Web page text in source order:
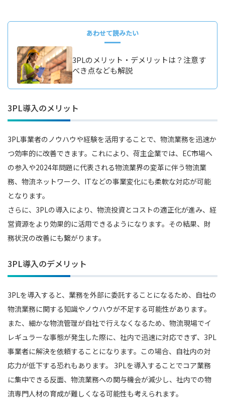
あわせて読みたい
3PLのメリット・デメリットは？注意す
べき点なども解説
3PL導入のメリット
3PL事業者のノウハウや経験を活用することで、物流業務を迅速か
つ効率的に改善できます。これにより、荷主企業では、EC市場へ
の参入や2024年問題に代表される物流業界の変革に伴う物流業
務、物流ネットワーク、ITなどの事業変化にも柔軟な対応が可能
となります。
さらに、3PLの導入により、物流投資とコストの適正化が進み、経
営資源をより効果的に活用できるようになります。その結果、財
務状況の改善にも繋がります。
3PL導入のデメリット
3PLを導入すると、業務を外部に委託することになるため、自社の
物流業務に関する知識やノウハウが不足する可能性があります。
また、細かな物流管理が自社で行えなくなるため、物流現場でイ
レギュラーな事態が発生した際に、社内で迅速に対応できず、3PL
事業者に解決を依頼することになります。この場合、自社内の対
応力が低下する恐れもあります。 3PLを導入することでコア業務
に集中できる反面、物流業務への関与機会が減少し、社内での物
流専門人材の育成が難しくなる可能性も考えられます。